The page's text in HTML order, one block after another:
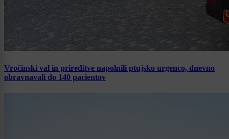
Vročinski val in prireditve napolnili ptujsko urgenco, dnevno
obravnavali do 140 pacientov